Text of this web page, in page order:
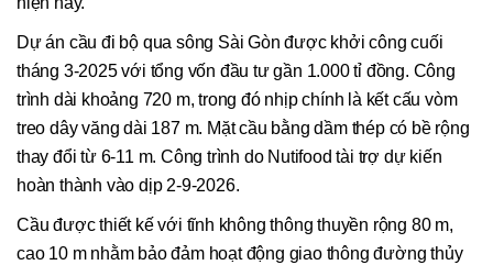
Dự án cầu đi bộ qua sông Sài Gòn được khởi công cuối
tháng 3-2025 với tổng vốn đầu tư gần 1.000 tỉ đồng. Công
trình dài khoảng 720 m, trong đó nhịp chính là kết cấu vòm
treo dây văng dài 187 m. Mặt cầu bằng dầm thép có bề rộng
thay đổi từ 6-11 m. Công trình do Nutifood tài trợ dự kiến
hoàn thành vào dịp 2-9-2026.
Cầu được thiết kế với tĩnh không thông thuyền rộng 80 m,
cao 10 m nhằm bảo đảm hoạt động giao thông đường thủy